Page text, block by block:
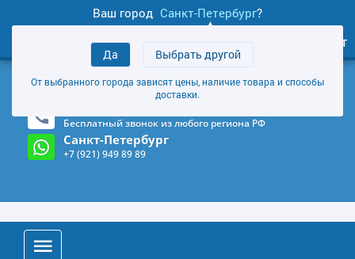
Ваш город Санкт-Петербург?
Да Выбрать другой
От выбранного города зависят цены, наличие товара и способы
доставки.
товаров
Личный кабинет
+7 (921) 949 89 89
Магазин и склад в Санкт-Петербурге (Карта)
Бесплатный звонок из любого региона РФ
Санкт-Петербург
+7 (921) 949 89 89